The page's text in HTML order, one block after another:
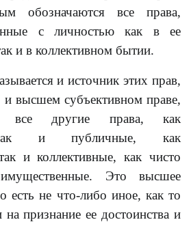
обозначаются все права,
с личностью как в ее
и в коллективном бытии.
и источник этих прав,
высшем субъективном праве,
все другие права, как
так и публичные, как
и коллективные, как чисто
Это высшее
есть не что-либо иное, как то
признание ее достоинства и